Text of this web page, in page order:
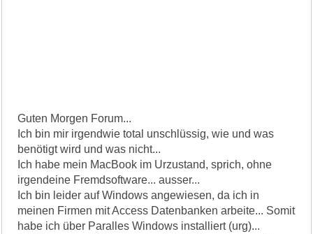
Guten Morgen Forum...
Ich bin mir irgendwie total unschlüssig, wie und was
benötigt wird und was nicht...
Ich habe mein MacBook im Urzustand, sprich, ohne
irgendeine Fremdsoftware... ausser...
Ich bin leider auf Windows angewiesen, da ich in
meinen Firmen mit Access Datenbanken arbeite... Somit
habe ich über Paralles Windows installiert (urg)...